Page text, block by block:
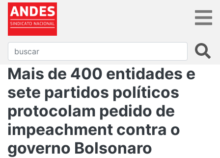
Mais de 400 entidades e
sete partidos políticos
protocolam pedido de
impeachment contra o
governo Bolsonaro